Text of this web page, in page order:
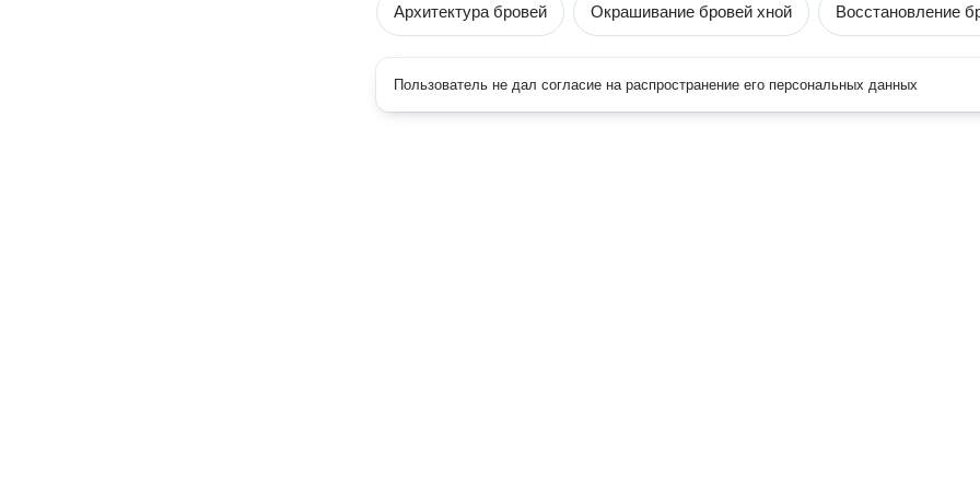
Архитектура бровей Окрашивание бровей хной Восстановление
Пользователь не дал согласие на распространение его персональных данных